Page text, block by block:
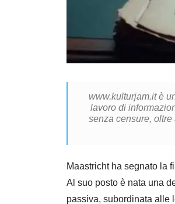
www.kulturjam.it è
lavoro di
senza censure,
Maastricht ha segnato la
Al suo posto è nata una
passiva, subordinata alle